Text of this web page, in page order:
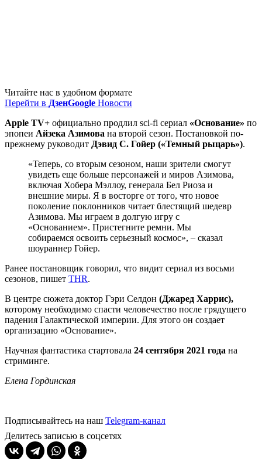
Читайте нас в удобном формате
Перейти в ДзенGoogle Новости
Apple TV+ официально продлил sci-fi сериал «Основание» по
эпопеи Айзека Азимова на второй сезон. Постановкой по-
прежнему руководит Дэвид С. Гойер («Темный рыцарь»).
«Теперь, со вторым сезоном, наши зрители смогут
увидеть еще больше персонажей и миров Азимова,
включая Хобера Мэллоу, генерала Бел Риоза и
внешние миры. Я в восторге от того, что новое
поколение поклонников читает блестящий шедевр
Азимова. Мы играем в долгую игру с
«Основанием». Пристегните ремни. Мы
собираемся освоить серьезный космос», – сказал
шоураннер Гойер.
Ранее постановщик говорил, что видит сериал из восьми
сезонов, пишет THR.
В центре сюжета доктор Гэри Селдон (Джаред Харрис),
которому необходимо спасти человечество после грядущего
падения Галактической империи. Для этого он создает
организацию «Основание».
Научная фантастика стартовала 24 сентября 2021 года на
стриминге.
Елена Гординская
Подписывайтесь на наш Telegram-канал
Делитесь записью в соцсетях